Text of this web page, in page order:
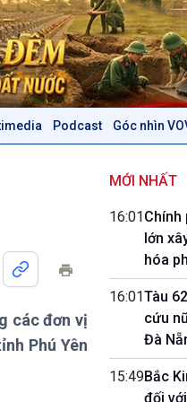
Podcast Góc nhìn
Dòng chảy Kinh tế
Khởi nghiệp
Tuyên chiến với gian lận
các đơn vị
Phú Yên
MỚI NHẤT
16:01Chính
lớn
hóa
16:01Tàu
cứu
Đà
15:49Bắc
đối